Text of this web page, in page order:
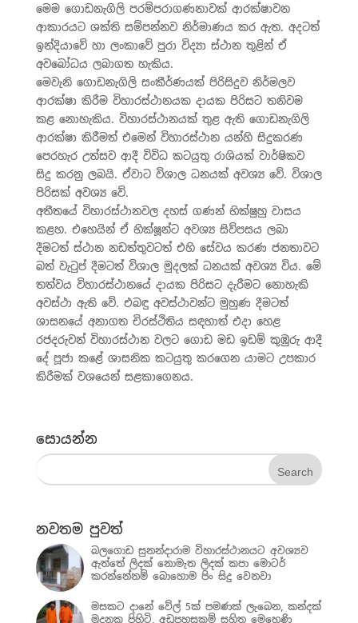
මෙම ගොඩනැගිලි පරම්පරාගණනාවක් ආරක්ෂාවන
ආකාරයට ශක්ති සම්පන්නව නිර්මාණය කර ඇත. අදටත්
ඉන්දියාවේ හා ලංකාවේ පුරා විද්‍යා ස්ථාන තුළින් ඒ
අවබෝධය ලබාගත හැකිය.
මෙවැනි ගොඩනැගිලි සංකීර්ණයක් පිරිසිදුව නිර්මලව
ආරක්ෂා කිරීම විහාරස්ථානයක දායක පිරිසට තනිවම
කළ නොහැකිය. විහාරස්ථානයක් තුළ ඇති ගොඩනැගිලි
ආරක්ෂා කිරීමත් එමෙන් විහාරස්ථාන යන්හි සිදුකරණ
පෙරහැර උත්සව ආදී විවිධ කටයුතු රාශියක් වාර්ෂිකව
සිදු කරනු ලබයි. ඒවාට විශාල ධනයක් අවශ්‍ය වේ. විශාල
පිරිසක් අවශ්‍ය වේ.
අතීතයේ විහාරස්ථානවල දහස් ගණන් භික්ෂුහු වාසය
කළහ. එහෙයින් ඒ භික්ෂූන්ට අවශ්‍ය සිව්පසය ලබා
දීමටත් ස්ථාන නඩත්තුවටත් එහි සේවය කරණ ජනතාවට
බත් වැටුප් දීමටත් විශාල මුදලක් ධනයක් අවශ්‍ය විය. මේ
තත්වය විහාරස්ථානයේ දායක පිරිසට දැරීමට නොහැකි
අවස්ථා ඇති වේ. එබඳු අවස්ථාවන්ට මුහුණ දීමටත්
ශාසනයේ අනාගත චිරස්ථිතිය සඳහාත් එදා හෙළ
රජදරුවන් විහාරස්ථාන වලට ගොඩ මඩ ඉඩම් කුඹුරු ආදී
දේ පූජා කළේ ශාසනික කටයුතු කරගෙන යාමට උපකාර
කිරීමක් වශයෙන් සළකාගෙනය.
සොයන්න
නවතම පුවත්
බලගොඩ සුනන්දාරාම විහාරස්ථානයට අවශ්‍යව
ඇත්තේ ලිදක් නොමැත ලිදක් කපා මොටර්
කරන්නේනම් බොහොම පිං සිදු වෙනවා
මසකට දානේ වේල් 5ක් පමණක් ලැබෙන, කන්දක්
මුදුනක පිහිටි, අඩුපහසුකම් සහිත මෙහෙණි